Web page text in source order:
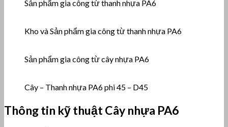
Sản phẩm gia công từ thanh nhựa PA6
Kho và Sản phẩm gia công từ thanh nhựa PA6
Sản phẩm gia công từ cây nhựa PA6
Cây – Thanh nhựa PA6 phi 45 – D45
Thông tin kỹ thuật Cây nhựa PA6